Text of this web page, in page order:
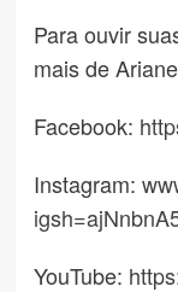
Para ouvir
mais de
Facebook:
Instagram:
YouTube: